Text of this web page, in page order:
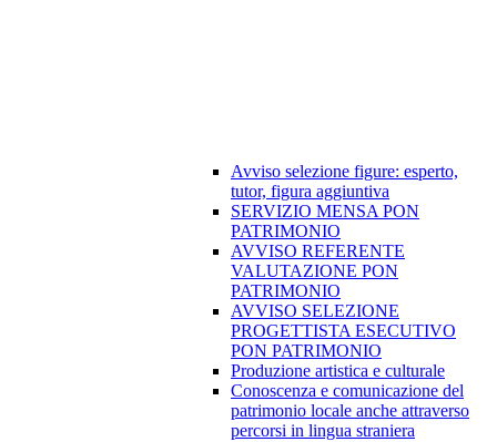
Avviso selezione figure: esperto,
tutor, figura aggiuntiva
SERVIZIO MENSA PON
PATRIMONIO
AVVISO REFERENTE
VALUTAZIONE PON
PATRIMONIO
AVVISO SELEZIONE
PROGETTISTA ESECUTIVO
PON PATRIMONIO
Produzione artistica e culturale
Conoscenza e comunicazione del
patrimonio locale anche attraverso
percorsi in lingua straniera